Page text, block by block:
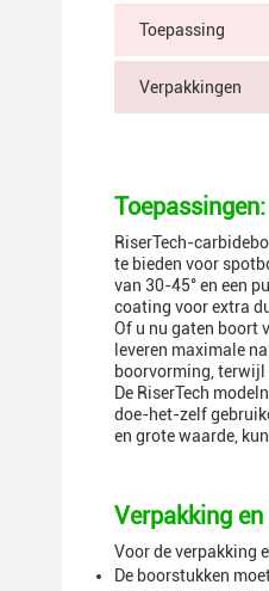
Toepassing
Verpakkingen
Toepassingen:
RiserTech-
te bieden voor
van 30-45° en een
coating voor extra
Of u nu gaten boort
leveren maximale
boorvorming, terwijl
De RiserTech
doe-het-zelf
en grote waarde,
Verpakking
Voor de verpakking
De boorstukken